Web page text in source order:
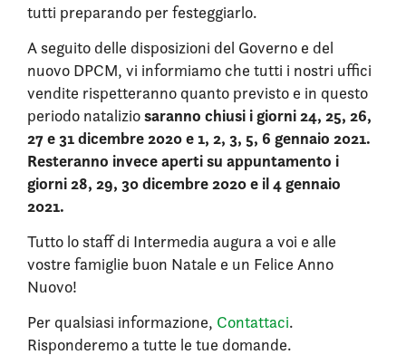
tutti preparando per festeggiarlo.
A seguito delle disposizioni del Governo e del
nuovo DPCM, vi informiamo che tutti i nostri uffici
vendite rispetteranno quanto previsto e in questo
periodo nataliziosaranno chiusi i giorni 24, 25, 26,
27 e 31 dicembre 2020 e 1, 2, 3, 5, 6 gennaio 2021.
Resteranno invece aperti su appuntamento i
giorni 28, 29, 30 dicembre 2020 e il 4 gennaio
2021.
Tutto lo staff di Intermedia augura a voi e alle
vostre famiglie buon Natale e un Felice Anno
Nuovo!
Per qualsiasi informazione, Contattaci.
Risponderemo a tutte le tue domande.